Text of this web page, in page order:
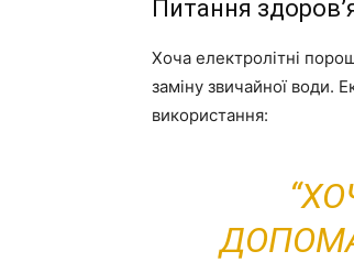
Питання
Хоча електролітні
заміну звичайної води.
використання: